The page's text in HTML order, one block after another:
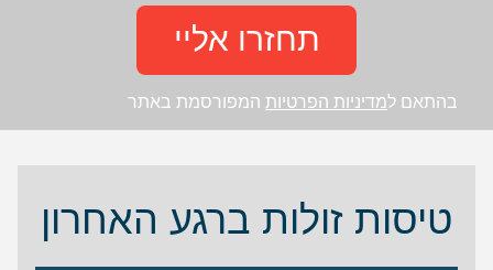
תחזרו אליי
בהתאם למדיניות הפרטיות המפורסמת באתר
טיסות זולות ברגע האחרון